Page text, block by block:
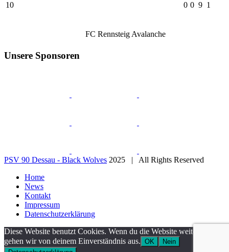
10
FC Rennsteig Avalanche
0 0 9 1
Unsere Sponsoren
PSV 90 Dessau - Black Wolves 2025 | All Rights Reserved
Home
News
Kontakt
Impressum
Datenschutzerklärung
Diese Website benutzt Cookies. Wenn du die Website weiter nutzt,
gehen wir von deinem Einverständnis aus. OK
Nein